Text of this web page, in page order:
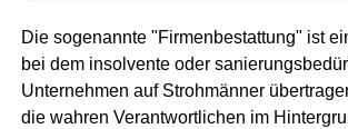
Die sogenannte "Firmenbestattung" ist
bei dem insolvente oder
Unternehmen auf Strohmänner
die wahren Verantwortlichen im